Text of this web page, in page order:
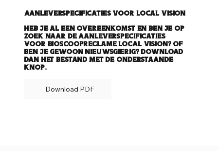
Aanleverspecificaties voor Local Vision
Heb je al een overeenkomst en ben je op
zoek naar de aanleverspecificaties
voor bioscoopreclame Local Vision? Of
ben je gewoon nieuwsgierig? Download
dan het bestand met de onderstaande
knop.
Download PDF